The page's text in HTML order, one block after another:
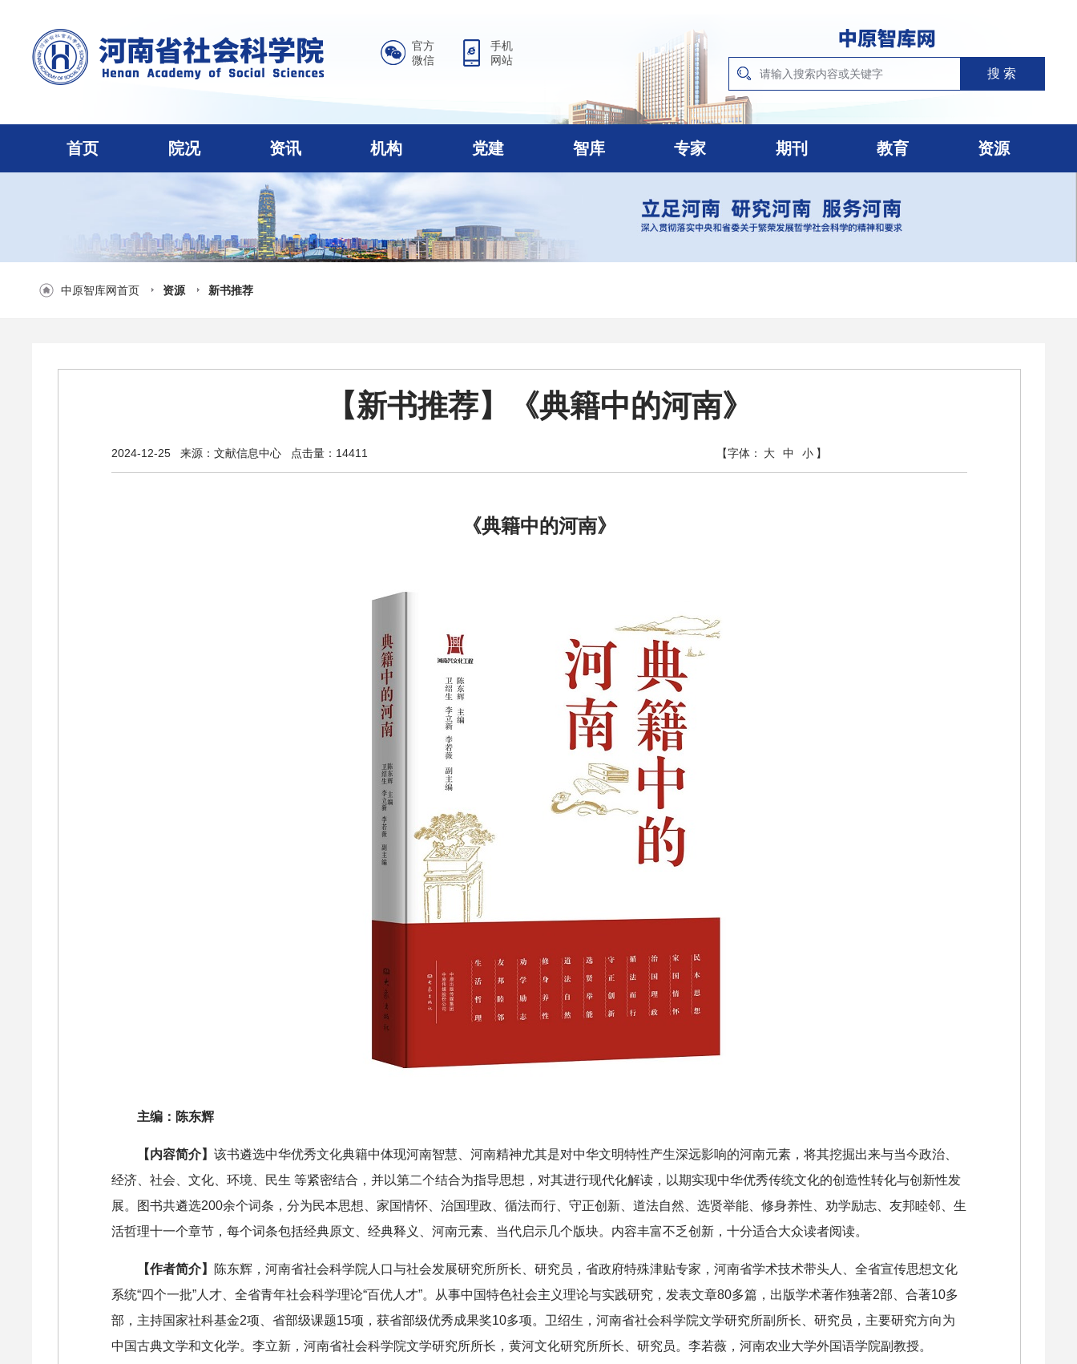
官方
微信
手机
网站
首页 院况 资讯 机构 党建 智库 专家 期刊 教育 资源
中原智库网首页 资源 新书推荐
【新书推荐】《典籍中的河南》
2024-12-25 来源：文献信息中心 点击量：14411 【字体： 大 中 小 】
《典籍中的河南》
主编：陈东辉
【内容简介】该书遴选中华优秀文化典籍中体现河南智慧、河南精神尤其是对中华文明特性产生深远影响的河南元素，将其挖掘出来与当今政治、
经济、社会、文化、环境、民生 等紧密结合，并以第二个结合为指导思想，对其进行现代化解读，以期实现中华优秀传统文化的创造性转化与创新性发
展。图书共遴选200余个词条，分为民本思想、家国情怀、治国理政、循法而行、守正创新、道法自然、选贤举能、修身养性、劝学励志、友邦睦邻、生
活哲理十一个章节，每个词条包括经典原文、经典释义、河南元素、当代启示几个版块。内容丰富不乏创新，十分适合大众读者阅读。
【作者简介】 陈东辉，河南省社会科学院人口与社会发展研究所所长、研究员，省政府特殊津贴专家，河南省学术技术带头人、全省宣传思想文化
系统“四个一批”人才、全省青年社会科学理论“百优人才”。从事中国特色社会主义理论与实践研究，发表文章80多篇，出版学术著作独著2部、合著10多
部，主持国家社科基金2项、省部级课题15项，获省部级优秀成果奖10多项。卫绍生，河南省社会科学院文学研究所副所长、研究员，主要研究方向为
中国古典文学和文化学。李立新，河南省社会科学院文学研究所所长，黄河文化研究所所长、研究员。李若薇，河南农业大学外国语学院副教授。